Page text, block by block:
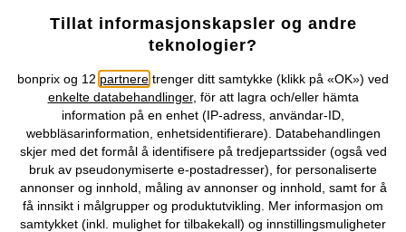
Selskapet
Du kan også finne oss på
Kjøpsvilkår Personopplysninger Cookie-innstillinger
Om Oss Angre kjøp
Tillat informasjonskapsler og andre
teknologier?
bonprix og 12 partnere trenger ditt samtykke (klikk på «OK») ved
enkelte databehandlinger, för att lagra och/eller hämta
information på en enhet (IP-adress, användar-ID,
webbläsarinformation, enhetsidentifierare). Databehandlingen
skjer med det formål å identifisere på tredjepartssider (også ved
bruk av pseudonymiserte e-postadresser), for personaliserte
annonser og innhold, måling av annonser og innhold, samt for å
få innsikt i målgrupper og produktutvikling. Mer informasjon om
samtykket (inkl. mulighet for tilbakekall) og innstillingsmuligheter